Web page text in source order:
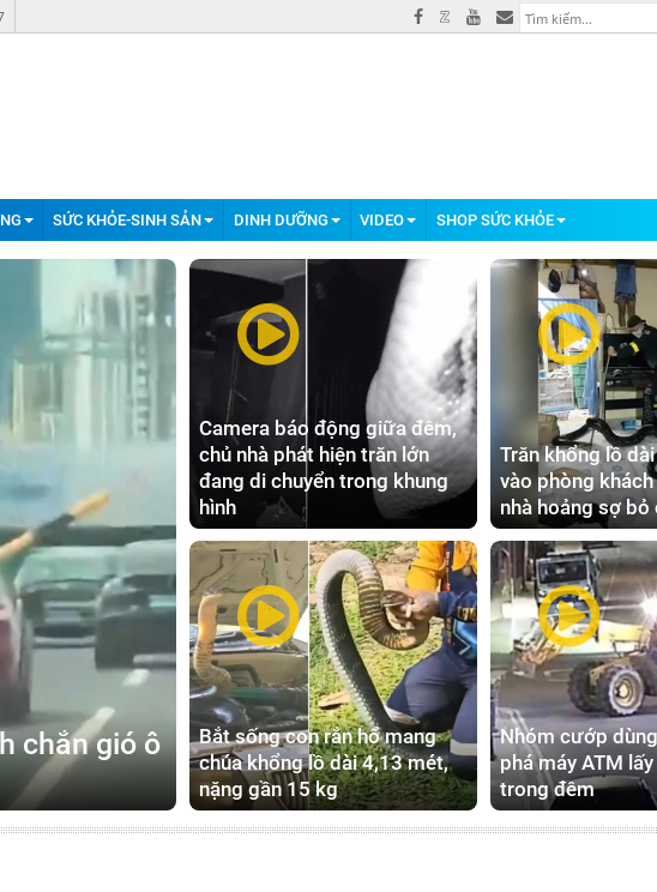
SỨC KHỎE-SINH SẢN DINH DƯỠNG VIDEO SHOP SỨC KHỎE
chắn gió ô
Camera báo động giữa đêm,
chủ nhà phát hiện trăn lớn
đang di chuyển trong khung
hình
Trăn khổng lồ
vào phòng
nhà hoảng sợ bỏ
Bắt sống con rắn hổ mang
chúa khổng lồ dài 4,13 mét,
nặng gần 15 kg
Nhóm cướp
phá máy ATM
trong đêm